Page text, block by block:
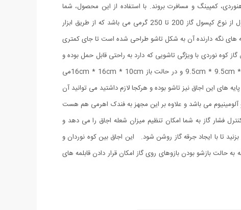
کمپینگ و مسافرت بروند. با استفاده از این محصول، شما
می‌توانید از تجربه‌ی پخت و پز در فضای باز لذت ببرید و از زمان کیفیتی با دوستان و خانواده خود برخوردار شوید.کپسول مورد نیاز این محصول از نوع کپسول گاز 200 تا 250 گرمی می باشد که از طریق ابزار
های نگه دارنده آن به شکل تاشو طراحی شده است تا جای کمتری
نوردی با ویژگی تاشویی که دارد به راحتی قابل حمل بوده و
در مکان هایی مثل کوه بدون وزن اضافی و دست و پا گیر بودن به راحتی می توانید آن را حمل کنید. ابعاد این دستگاه در حالت بسته 9.5cm * 9.5cm * 9cm و در حالت باز 16cm * 16cm * 10cmمی
این اجاق نیز تاشو بوده و هرکجا لازم داشتید می توانید آن
می باشد و علاوه بر این مجهز به فندک اهرمی هم هست
فشار گاز به شما امکان تنظیم میزان شعله اجاق را می دهد و
تا با ایجاد جرقه گاز روشن شود. این اجاق بین کوه نوردان و
بازشو بودن بازوهای روی گاز امکان قرار دادن قابلمه های